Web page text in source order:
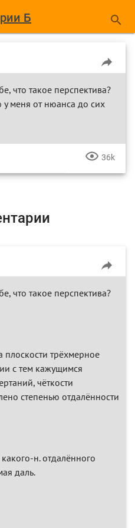
Б
что такое перспектива?
меня от нюанса до сих
36k
что такое перспектива?
плоскости трёхмерное
с тем кажущимся
чёткости
степенью отдалённости
н. отдалённого
даль.